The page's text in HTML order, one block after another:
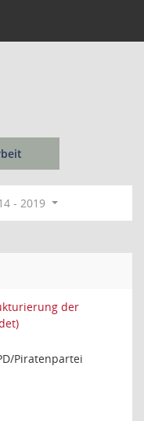
- 2019
der
Piratenpartei